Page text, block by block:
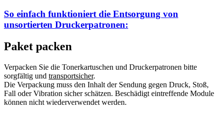
So einfach funktioniert die Entsorgung von
unsortierten Druckerpatronen:
Paket packen
Verpacken Sie die Tonerkartuschen und Druckerpatronen bitte
sorgfältig und transportsicher.
Die Verpackung muss den Inhalt der Sendung gegen Druck, Stoß,
Fall oder Vibration sicher schätzen. Beschädigt eintreffende Module
können nicht wiederverwendet werden.